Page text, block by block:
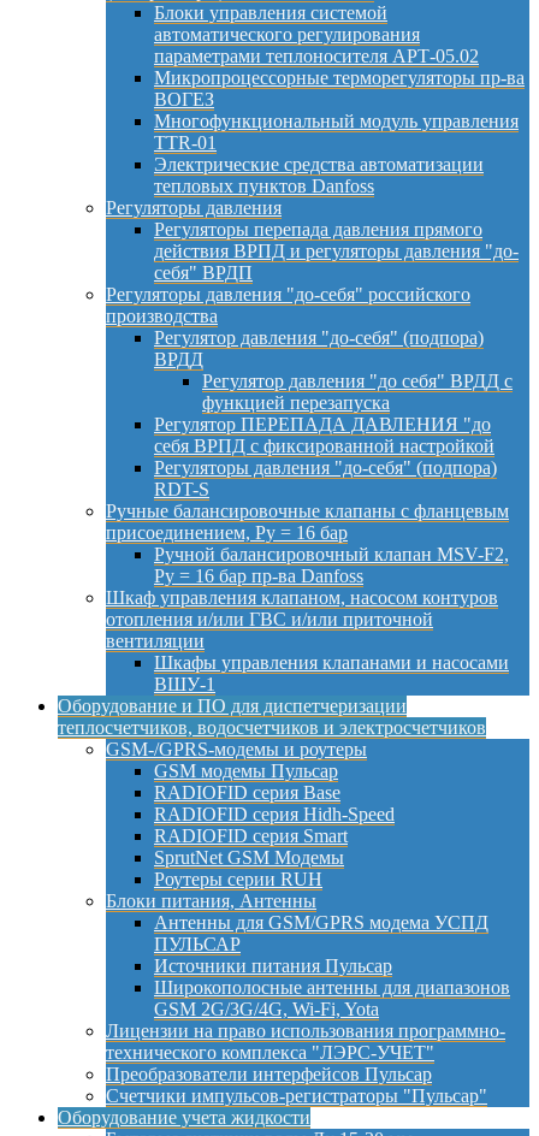
Блоки управления системой
автоматического регулирования
параметрами теплоносителя АРТ-05.02
Микропроцессорные терморегуляторы пр-ва
ВОГЕЗ
Многофункциональный модуль управления
TTR-01
Электрические средства автоматизации
тепловых пунктов Danfoss
Регуляторы давления
Регуляторы перепада давления прямого
действия ВРПД и регуляторы давления "до-
себя" ВРДП
Регуляторы давления "до-себя" российского
производства
Регулятор давления "до-себя" (подпора)
ВРДД
Регулятор давления "до себя" ВРДД с
функцией перезапуска
Регулятор ПЕРЕПАДА ДАВЛЕНИЯ "до
себя ВРПД с фиксированной настройкой
Регуляторы давления "до-себя" (подпора)
RDT-S
Ручные балансировочные клапаны с фланцевым
присоединением, Py = 16 бар
Ручной балансировочный клапан MSV-F2,
Py = 16 бар пр-ва Danfoss
Шкаф управления клапаном, насосом контуров
отопления и/или ГВС и/или приточной
вентиляции
Шкафы управления клапанами и насосами
ВШУ-1
Оборудование и ПО для диспетчеризации
теплосчетчиков, водосчетчиков и электросчетчиков
GSM-/GPRS-модемы и роутеры
GSM модемы Пульсар
RADIOFID серия Base
RADIOFID серия Hidh-Speed
RADIOFID серия Smart
SprutNet GSM Модемы
Роутеры серии RUH
Блоки питания, Антенны
Антенны для GSM/GPRS модема УСПД
ПУЛЬСАР
Источники питания Пульсар
Широкополосные антенны для диапазонов
GSM 2G/3G/4G, Wi-Fi, Yota
Лицензии на право использования программно-
технического комплекса "ЛЭРС-УЧЕТ"
Преобразователи интерфейсов Пульсар
Счетчики импульсов-регистраторы "Пульсар"
Оборудование учета жидкости